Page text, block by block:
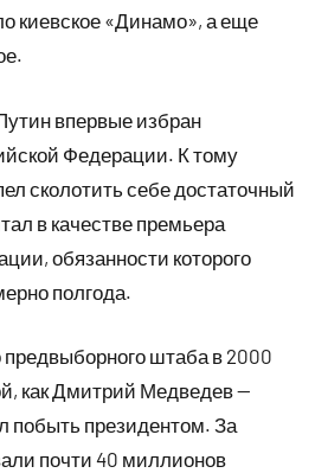
киевское «Динамо», а еще
впервые избран
Федерации. К тому
сколотить себе достаточный
в качестве премьера
обязанности которого
полгода.
предвыборного штаба в 2000
как Дмитрий Медведев —
побыть президентом. За
почти 40 миллионов